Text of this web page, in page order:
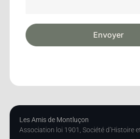
Envoyer
Les Amis de Montluçon
Association loi 1901, Société d’Histoire